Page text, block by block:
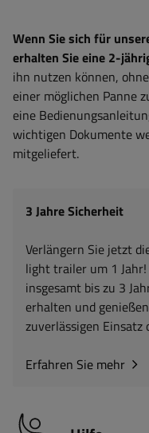
Wenn Sie sich für
erhalten Sie eine 2-
ihn nutzen können,
einer möglichen Panne
eine
wichtigen Dokumente
mitgeliefert.
3 Jahre Sicherheit
Verlängern Sie jetzt
light trailer um 1
insgesamt bis zu 3
erhalten und
zuverlässigen Einsatz
Erfahren Sie mehr